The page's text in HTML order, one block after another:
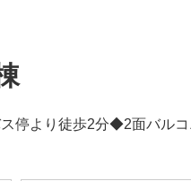
停より徒歩2分◆2面バル